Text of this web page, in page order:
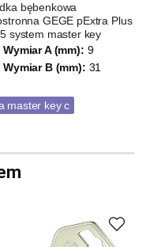
bębenkowa
GEGE pExtra Plus
system master key
Wymiar A (mm): 9
Wymiar B (mm): 31
master key c